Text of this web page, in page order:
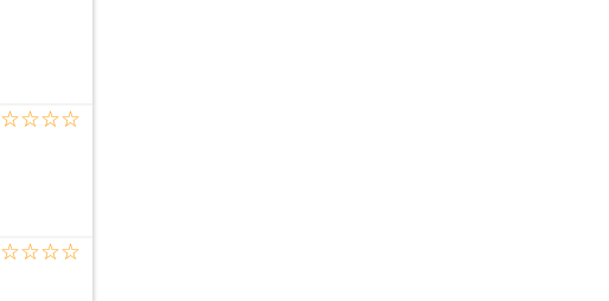
☆☆☆☆
☆☆☆☆